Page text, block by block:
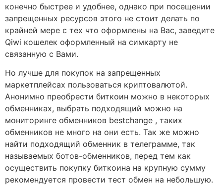
конечно быстрее и удобнее, однако при посещении
запрещенных ресурсов этого не стоит делать по
крайней мере с тех что оформлены на Вас, заведите
Qiwi кошелек оформленный на симкарту не
связанную с Вами.
Но лучше для покупок на запрещенных
маркетплейсах пользоваться криптовалютой.
Анонимно преобрести биткоин можно в некоторых
обменниках, выбрать подходящий можно на
мониторинге обменников bestchange , таких
обменников не много на они есть. Так же можно
найти подходящий обменник в телеграмме, так
называемых ботов-обменников, перед тем как
осуществить покупку биткоина на крупную сумму
рекомендуется провести тест обмен на небольшую.